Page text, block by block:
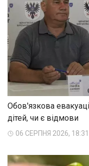
Обов'язкова
дітей, чи є відмови
06 СЕРПНЯ 2026, 18:31